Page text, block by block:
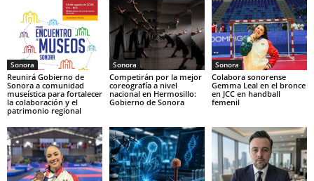
Sonora
Reunirá Gobierno de
Sonora a comunidad
museística para fortalecer
la colaboración y el
patrimonio regional
Sonora
Competirán por la mejor
coreografía a nivel
nacional en Hermosillo:
Gobierno de Sonora
Sonora
Colabora sonorense
Gemma Leal en el bronce
en JCC en handball
femenil